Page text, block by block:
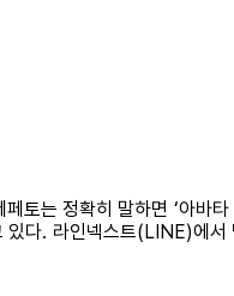
토는 정확히 말하면 ‘아
다. 라인넥스트(LINE)